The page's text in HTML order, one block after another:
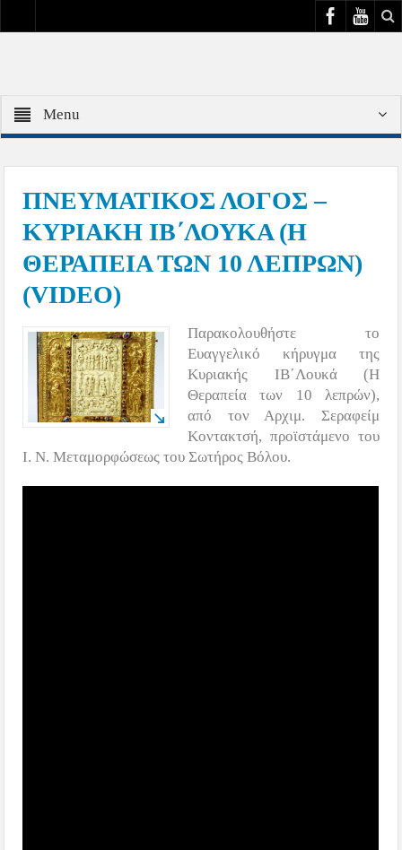
Menu
ΠΝΕΥΜΑΤΙΚΟΣ ΛΟΓΟΣ –
ΚΥΡΙΑΚΗ ΙΒ΄ΛΟΥΚΑ (Η
ΘΕΡΑΠΕΙΑ ΤΩΝ 10 ΛΕΠΡΩΝ)
(VIDEO)
Παρακολουθήστε το
Ευαγγελικό κήρυγμα της
Κυριακής ΙΒ΄Λουκά (Η
Θεραπεία των 10 λεπρών),
από τον Αρχιμ. Σεραφείμ
Κοντακτσή, προϊστάμενο του
Ι. Ν. Μεταμορφώσεως του Σωτήρος Βόλου.